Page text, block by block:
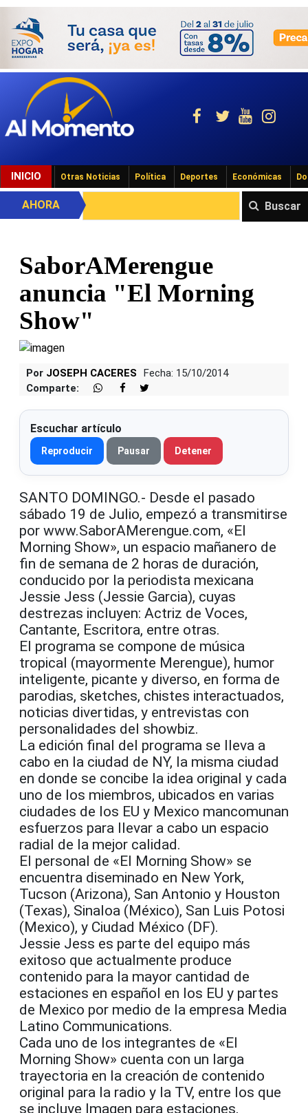
INICIO Otras Noticias Política Deportes Económicas
Buscar
AHORA
SaborAMerengue
anuncia "El Morning
Show"
Por JOSEPH CACERES
Fecha: 15/10/2014
Comparte:
Escuchar artículo
Reproducir Pausar Detener
SANTO DOMINGO.- Desde el pasado
sábado 19 de Julio, empezó a transmitirse
por www.SaborAMerengue.com, «El
Morning Show», un espacio mañanero de
fin de semana de 2 horas de duración,
conducido por la periodista mexicana
Jessie Jess (Jessie Garcia), cuyas
destrezas incluyen: Actriz de Voces,
Cantante, Escritora, entre otras.
El programa se compone de música
tropical (mayormente Merengue), humor
inteligente, picante y diverso, en forma de
parodias, sketches, chistes interactuados,
noticias divertidas, y entrevistas con
personalidades del showbiz.
La edición final del programa se lleva a
cabo en la ciudad de NY, la misma ciudad
en donde se concibe la idea original y cada
uno de los miembros, ubicados en varias
ciudades de los EU y Mexico mancomunan
esfuerzos para llevar a cabo un espacio
radial de la mejor calidad.
El personal de «El Morning Show» se
encuentra diseminado en New York,
Tucson (Arizona), San Antonio y Houston
(Texas), Sinaloa (México), San Luis Potosi
(Mexico), y Ciudad México (DF).
Jessie Jess es parte del equipo más
exitoso que actualmente produce
contenido para la mayor cantidad de
estaciones en español en los EU y partes
de Mexico por medio de la empresa Media
Latino Communications.
Cada uno de los integrantes de «El
Morning Show» cuenta con un larga
trayectoria en la creación de contenido
original para la radio y la TV, entre los que
se incluye Imagen para estaciones,